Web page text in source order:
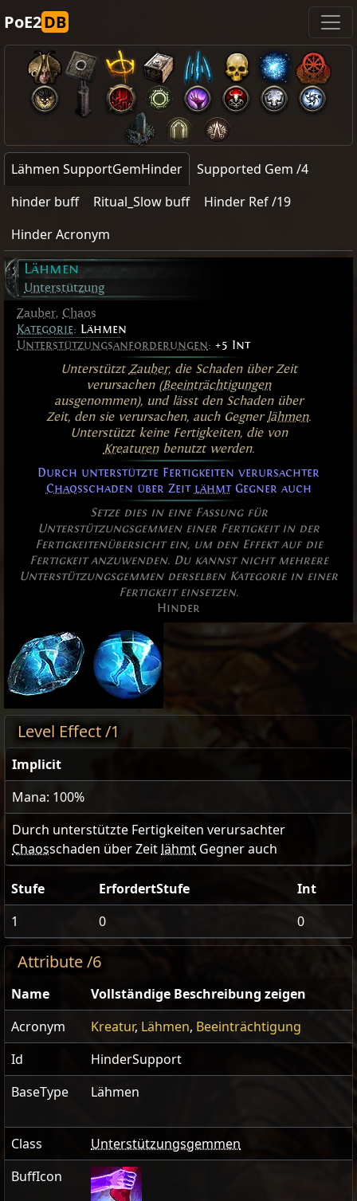
PoE2DB
Lähmen SupportGemHinder
Supported Gem /4
hinder buff
Ritual_Slow buff
Hinder Ref /19
Hinder Acronym
Lähmen
Unterstützung
Zauber, Chaos
Kategorie: Lähmen
Unterstützungsanforderungen: +5 Int
UnterstütztZauber, die Schaden über Zeit
verursachen (Beeinträchtigungen
ausgenommen), und lässt den Schaden über
Zeit, den sie verursachen, auch Gegnerlähmen.
Unterstützt keine Fertigkeiten, die von
Kreaturenbenutzt werden.
Durch unterstützte Fertigkeiten verursachter
Chaosschaden über Zeit lähmtGegner auch
Setze dies in eine Fassung für
Unterstützungsgemmen einer Fertigkeit in der
Fertigkeitenübersicht ein, um den Effekt auf die
Fertigkeit anzuwenden. Du kannst nicht mehrere
Unterstützungsgemmen derselben Kategorie in einer
Fertigkeit einsetzen.
Hinder
Level Effect /1
Implicit
Mana: 100%
Durch unterstützte Fertigkeiten verursachter
Chaosschaden über Zeit lähmt Gegner auch
Stufe ErfordertStufe
Int
1
0 0
Attribute /6
Name
Vollständige Beschreibung zeigen
Acronym
Kreatur, Lähmen, Beeinträchtigung
Id
HinderSupport
BaseType
Lähmen
Class
Unterstützungsgemmen
BuffIcon